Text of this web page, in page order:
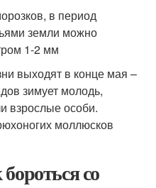
в период
земли можно
1-2 мм
выходят в конце мая –
зимует молодь,
взрослые особи.
моллюсков
со